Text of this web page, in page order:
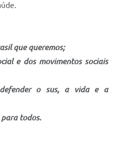
que queremos;
e dos movimentos sociais
o sus, a vida e a
todos.